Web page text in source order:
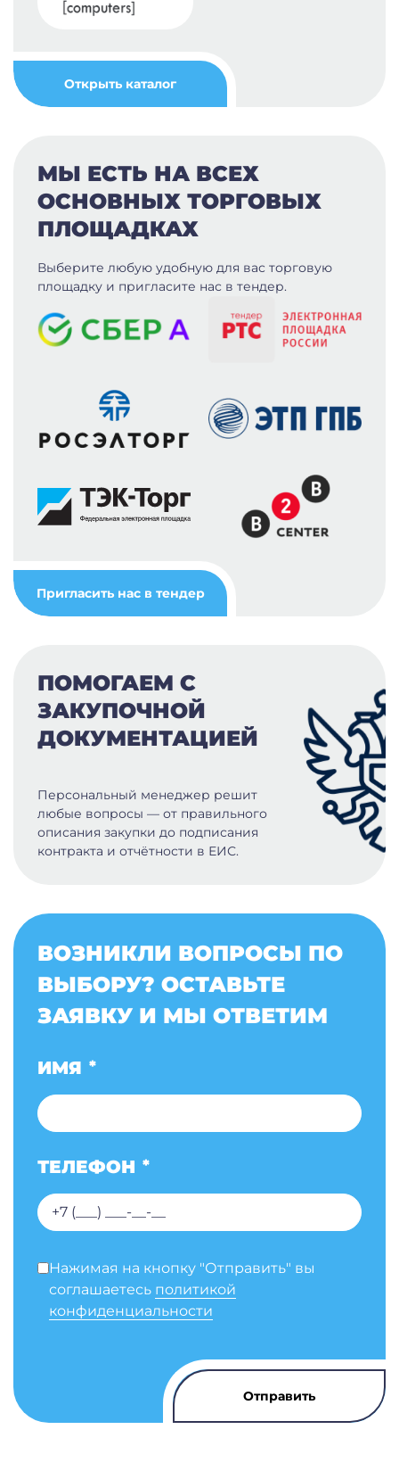
Открыть каталог
МЫ ЕСТЬ НА ВСЕХ
ОСНОВНЫХ ТОРГОВЫХ
ПЛОЩАДКАХ
Выберите любую удобную для вас торговую
площадку и пригласите нас в тендер.
Пригласить нас в тендер
ПОМОГАЕМ С
ЗАКУПОЧНОЙ
ДОКУМЕНТАЦИЕЙ
Персональный менеджер решит
любые вопросы — от правильного
описания закупки до подписания
контракта и отчётности в ЕИС.
ВОЗНИКЛИ ВОПРОСЫ ПО
ВЫБОРУ? ОСТАВЬТЕ
ЗАЯВКУ И МЫ ОТВЕТИМ
ИМЯ *
ТЕЛЕФОН *
Нажимая на кнопку "Отправить" вы
соглашаетесь политикой
конфиденциальности